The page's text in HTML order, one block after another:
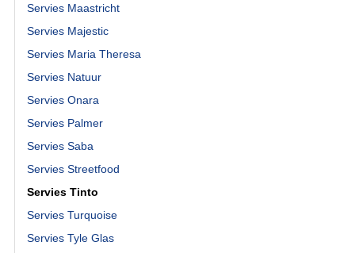
Servies Maastricht
Servies Majestic
Servies Maria Theresa
Servies Natuur
Servies Onara
Servies Palmer
Servies Saba
Servies Streetfood
Servies Tinto
Servies Turquoise
Servies Tyle Glas